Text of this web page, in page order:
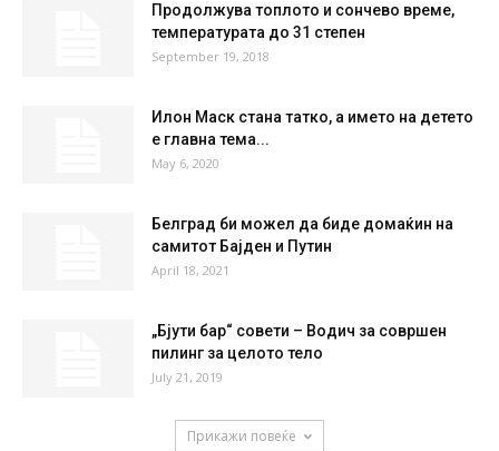
Продолжува топлото и сончево време,
температурата до 31 степен
September 19, 2018
Илон Маск стана татко, а името на детето
е главна тема...
May 6, 2020
Белград би можел да биде домаќин на
самитот Бајден и Путин
April 18, 2021
„Бјути бар“ совети – Водич за совршен
пилинг за целото тело
July 21, 2019
Прикажи повеќе